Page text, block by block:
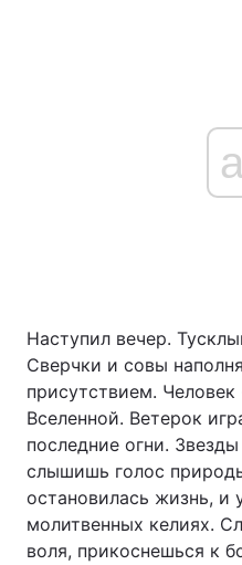
Наступил вечер.
Сверчки и совы
присутствием.
Вселенной. Ветерок
последние огни.
слышишь голос
остановилась жизнь,
молитвенных келиях.
воля, прикоснешься к